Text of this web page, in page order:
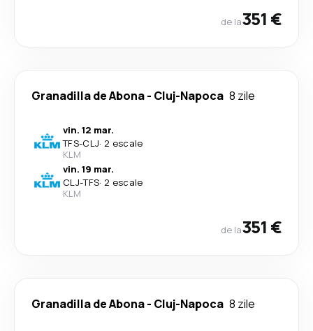
de la351 €
Granadilla de Abona- Cluj-Napoca 8 zile
vin. 12 mar.
TFS-CLJ· 2 escale
KLM
vin. 19 mar.
CLJ-TFS· 2 escale
KLM
de la351 €
Granadilla de Abona- Cluj-Napoca 8 zile